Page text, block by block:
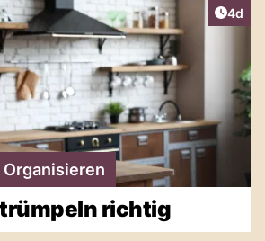
4d
richtig